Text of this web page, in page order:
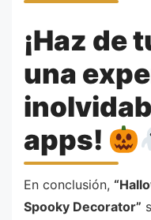
¡Haz de
una
apps!
En conclusión,
Spooky Decorator”